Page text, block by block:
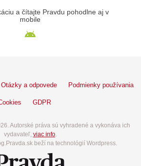
a čítajte Pravdu pohodlne aj v
mobile
Otázky a odpovede Podmienky používania
GDPR
Autorské práva sú vyhradené a vykonáva ich
vydavateľ, viac info.
beží na technológií Wordpress.